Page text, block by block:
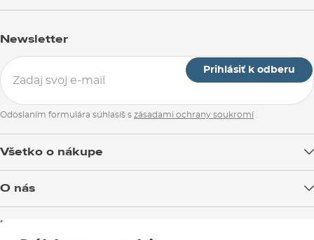
Newsletter
Prihlásiť k odberu
Odoslaním formulára súhlasíš s zásadami ochrany soukromí
Všetko o nákupe
Výmena a vrátenie tovaru
O nás
Test the Best
Predajňa v Brne